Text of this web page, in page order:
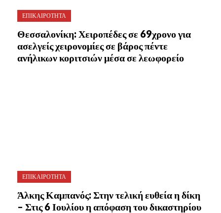
ΕΠΙΚΑΙΡΟΤΗΤΑ
Θεσσαλονίκη: Χειροπέδες σε 69χρονο για
ασελγείς χειρονομίες σε βάρος πέντε
ανήλικων κοριτσιών μέσα σε λεωφορείο
ΕΠΙΚΑΙΡΟΤΗΤΑ
Άλκης Καμπανός: Στην τελική ευθεία η δίκη
– Στις 6 Ιουλίου η απόφαση του δικαστηρίου